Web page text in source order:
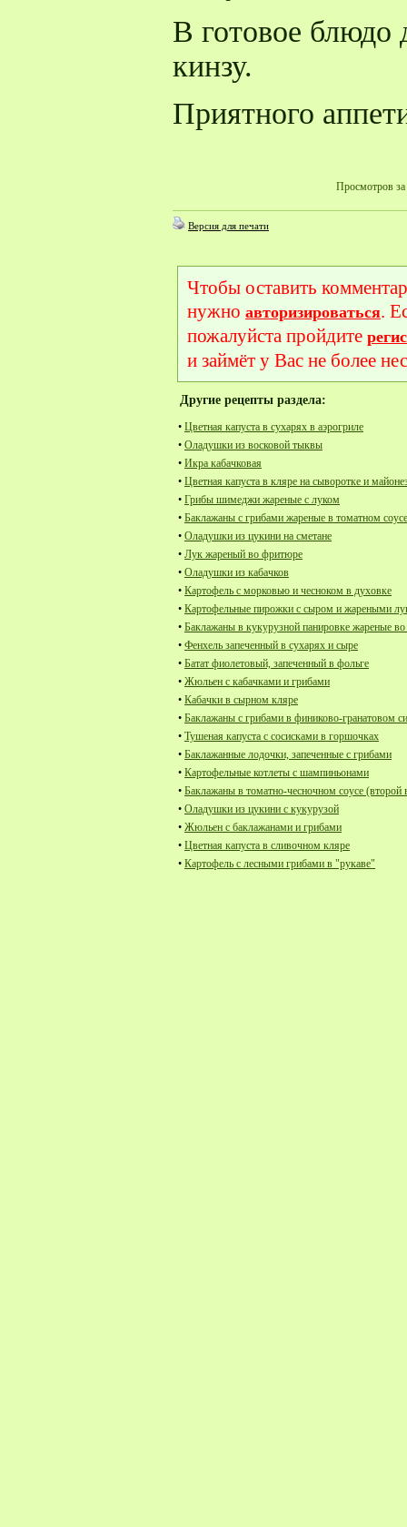
В готовое блюдо
кинзу.
Приятного
Просмотров за
Версия для печати
Чтобы оставить
нужно авторизироваться.
пожалуйста пройдите
и займёт у Вас не более
Другие рецепты раздела:
• Цветная капуста в сухарях в аэрогриле
• Оладушки из восковой тыквы
• Икра кабачковая
• Цветная капуста в кляре на сыворотке и
• Грибы шимеджи жареные с луком
• Баклажаны с грибами жареные в томатном соусе
• Оладушки из цукини на сметане
• Лук жареный во фритюре
• Оладушки из кабачков
• Картофель с морковью и чесноком в духовке
• Картофельные пирожки с сыром и жареными
• Баклажаны в кукурузной панировке жареные
• Фенхель запеченный в сухарях и сыре
• Батат фиолетовый, запеченный в фольге
• Жюльен с кабачками и грибами
• Кабачки в сырном кляре
• Баклажаны с грибами в финиково-гранатовом
• Тушеная капуста с сосисками в горшочках
• Баклажанные лодочки, запеченные с грибами
• Картофельные котлеты с шампиньонами
• Баклажаны в томатно-чесночном соусе (второй
• Оладушки из цукини с кукурузой
• Жюльен с баклажанами и грибами
• Цветная капуста в сливочном кляре
• Картофель с лесными грибами в "рукаве"